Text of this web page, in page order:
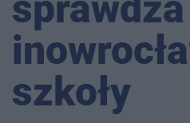
szkoły